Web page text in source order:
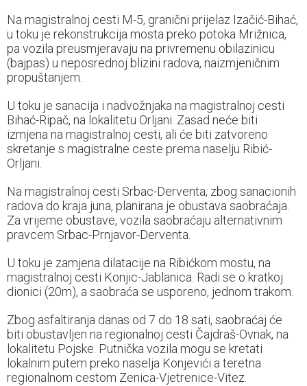
Na magistralnoj cesti M-5, granični prijelaz Izačić-Bihać,
u toku je rekonstrukcija mosta preko potoka Mrižnica,
pa vozila preusmjeravaju na privremenu obilazinicu
(bajpas) u neposrednoj blizini radova, naizmjeničnim
propuštanjem.
U toku je sanacija i nadvožnjaka na magistralnoj cesti
Bihać-Ripač, na lokalitetu Orljani. Zasad neće biti
izmjena na magistralnoj cesti, ali će biti zatvoreno
skretanje s magistralne ceste prema naselju Ribić-
Orljani.
Na magistralnoj cesti Srbac-Derventa, zbog sanacionih
radova do kraja juna, planirana je obustava saobraćaja.
Za vrijeme obustave, vozila saobraćaju alternativnim
pravcem Srbac-Prnjavor-Derventa.
U toku je zamjena dilatacije na Ribićkom mostu, na
magistralnoj cesti Konjic-Jablanica. Radi se o kratkoj
dionici (20m), a saobraća se usporeno, jednom trakom.
Zbog asfaltiranja danas od 7 do 18 sati, saobraćaj će
biti obustavljen na regionalnoj cesti Čajdraš-Ovnak, na
lokalitetu Pojske. Putnička vozila mogu se kretati
lokalnim putem preko naselja Konjevići a teretna
regionalnom cestom Zenica-Vjetrenice-Vitez.